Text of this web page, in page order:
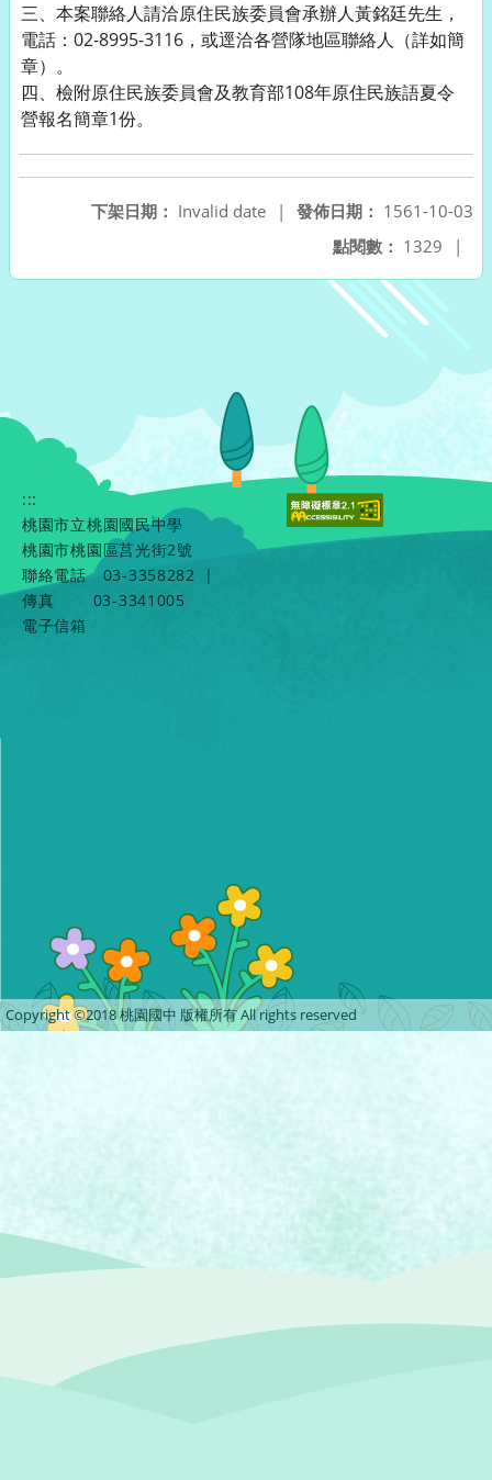
三、本案聯絡人請洽原住民族委員會承辦人黃銘廷先生，
電話：02-8995-3116，或逕洽各營隊地區聯絡人（詳如簡
章）。
四、檢附原住民族委員會及教育部108年原住民族語夏令
營報名簡章1份。
發佈日期： 1561-10-03
下架日期： Invalid date
|
點閱數： 1329 |
:::
桃園市立桃園國民中學
桃園市桃園區莒光街2號
聯絡電話
03-3358282
|
傳真
03-3341005
電子信箱
Copyright ©2018 桃園國中 版權所有 All rights reserved